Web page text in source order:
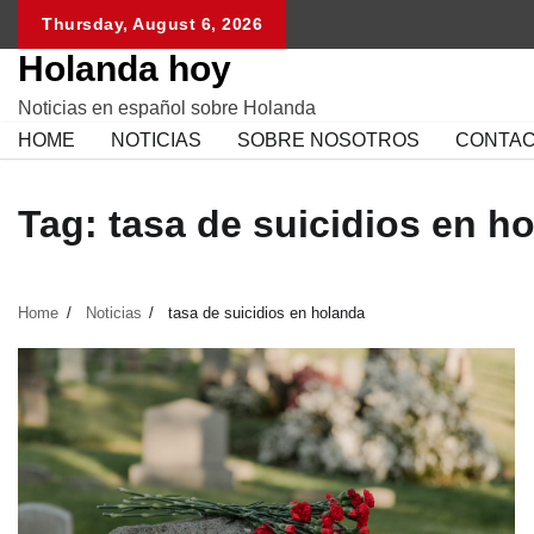
content
Thursday, August 6, 2026
Holanda hoy
Noticias en español sobre Holanda
HOME
NOTICIAS SOBRE NOSOTROS
Tag: tasa de suicidios en
Home Noticias tasa de suicidios en holanda